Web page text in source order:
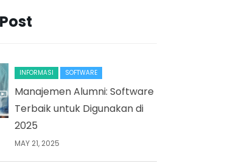
INFORMASI SOFTWARE
Manajemen Alumni: Software
Terbaik untuk Digunakan di
2025
MAY 21, 2025